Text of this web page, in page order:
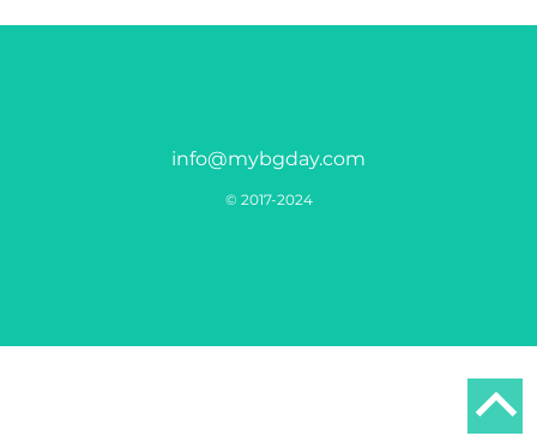
info@mybgday.com
© 2017-2024